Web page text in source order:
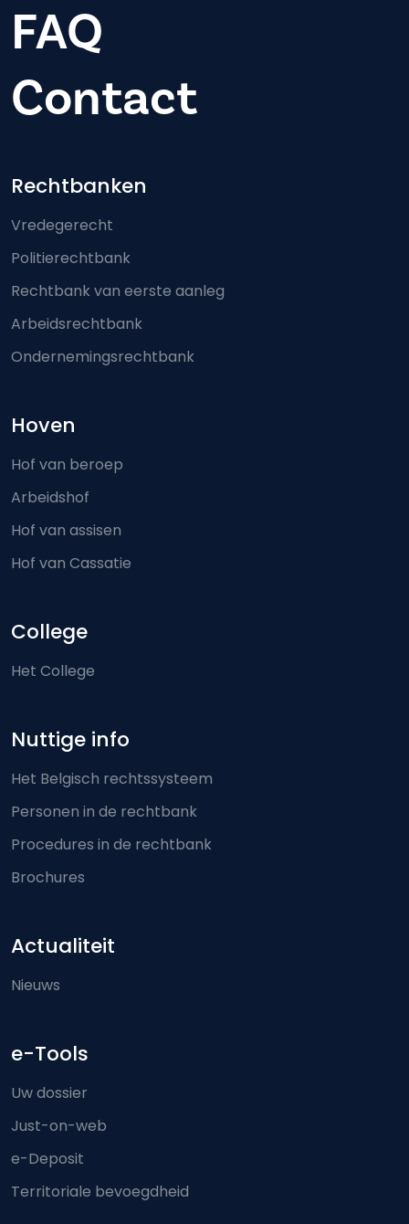
FAQ
Contact
Footer-menu
Rechtbanken
Vredegerecht
Politierechtbank
Rechtbank van eerste aanleg
Arbeidsrechtbank
Ondernemingsrechtbank
Hoven
Hof van beroep
Arbeidshof
Hof van assisen
Hof van Cassatie
College
Het College
Nuttige info
Het Belgisch rechtssysteem
Personen in de rechtbank
Procedures in de rechtbank
Brochures
Actualiteit
Nieuws
e-Tools
Uw dossier
Just-on-web
e-Deposit
Territoriale bevoegdheid